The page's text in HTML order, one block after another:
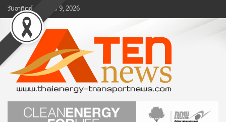
Skip
to
content
วันอาทิตย์, สิงหาคม 9, 2026
www.ten-news.com
ข่าวพลังงานและคมนาคม